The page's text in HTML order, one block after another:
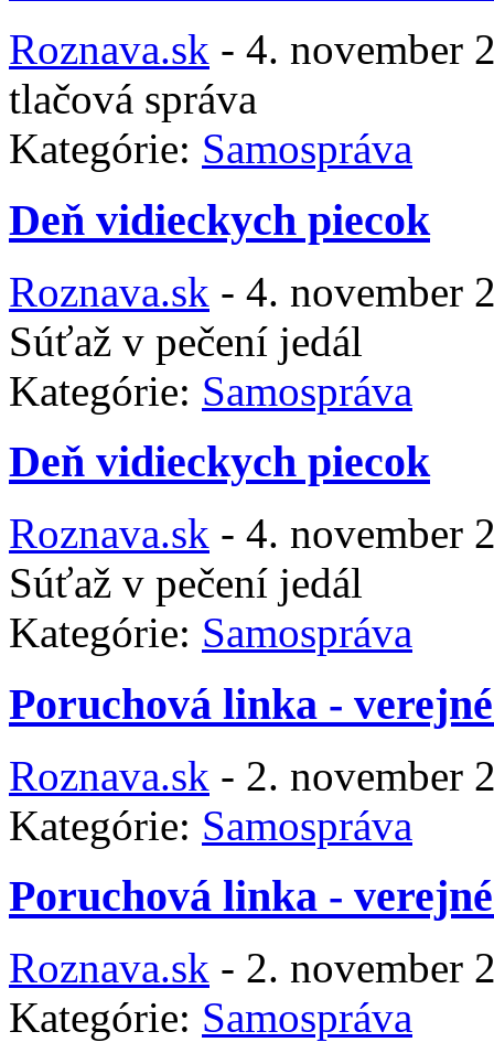
Roznava.sk - 4. november
tlačová správa
Kategórie: Samospráva
Deň vidieckych piecok
Roznava.sk - 4. november
Súťaž v pečení jedál
Kategórie: Samospráva
Deň vidieckych piecok
Roznava.sk - 4. november
Súťaž v pečení jedál
Kategórie: Samospráva
Poruchová linka -
Roznava.sk - 2. november
Kategórie: Samospráva
Poruchová linka -
Roznava.sk - 2. november
Kategórie: Samospráva